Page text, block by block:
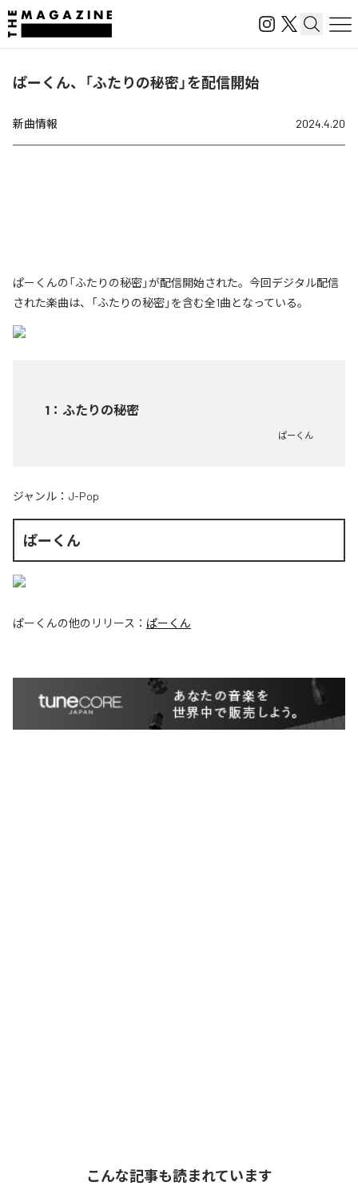
ぱーくん、「ふたりの秘密」を配信開始
新曲情報 2024.4.20
ぱーくんの「ふたりの秘密」が配信開始された。今回デジタル配信
された楽曲は、「ふたりの秘密」を含む全1曲となっている。
1 ： ふたりの秘密
ぱーくん
ジャンル： J-Pop
ぱーくん
ぱーくんの他のリリース： ぱーくん
こんな記事も読まれています